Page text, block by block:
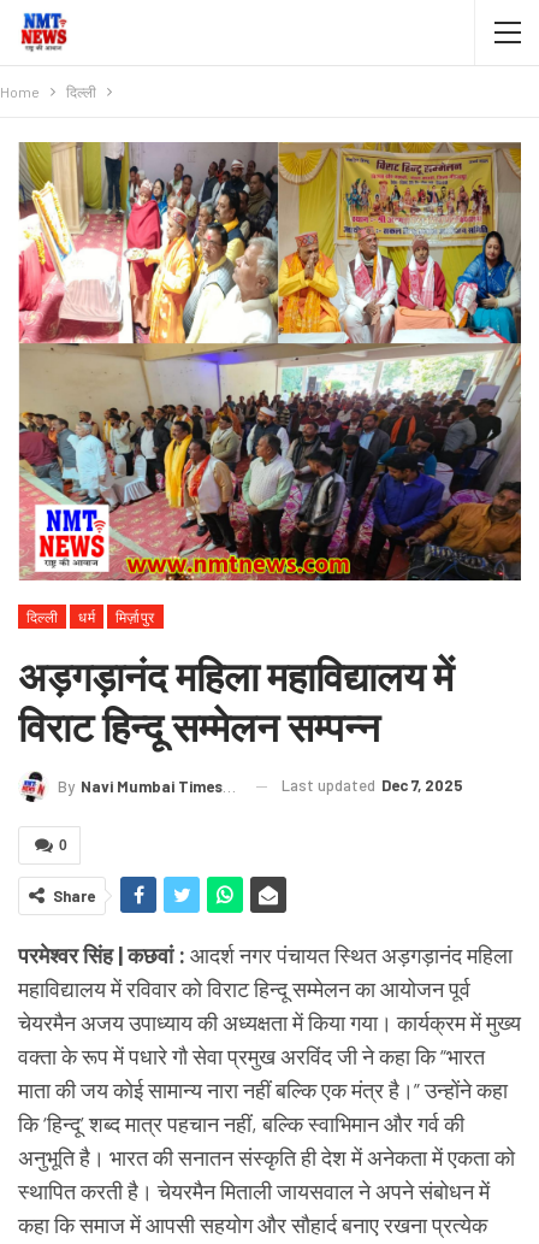
Home दिल्ली
दिल्ली धर्म मिर्ज़ापुर
अड़गड़ानंद महिला महाविद्यालय में
विराट हिन्दू सम्मेलन सम्पन्न
By Navi Mumbai Times News Last updated Dec 7, 2025
0
Share
परमेश्वर सिंह | कछवां : आदर्श नगर पंचायत स्थित अड़गड़ानंद महिला
महाविद्यालय में रविवार को विराट हिन्दू सम्मेलन का आयोजन पूर्व
चेयरमैन अजय उपाध्याय की अध्यक्षता में किया गया। कार्यक्रम में मुख्य
वक्ता के रूप में पधारे गौ सेवा प्रमुख अरविंद जी ने कहा कि “भारत
माता की जय कोई सामान्य नारा नहीं बल्कि एक मंत्र है।” उन्होंने कहा
कि ‘हिन्दू’ शब्द मात्र पहचान नहीं, बल्कि स्वाभिमान और गर्व की
अनुभूति है। भारत की सनातन संस्कृति ही देश में अनेकता में एकता को
स्थापित करती है। चेयरमैन मिताली जायसवाल ने अपने संबोधन में
कहा कि समाज में आपसी सहयोग और सौहार्द बनाए रखना प्रत्येक